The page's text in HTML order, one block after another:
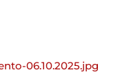
06.10.2025.jpg